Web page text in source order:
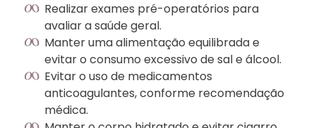
Realizar exames pré-operatórios para
avaliar a saúde geral.
Manter uma alimentação equilibrada e
evitar o consumo excessivo de sal e álcool.
Evitar o uso de medicamentos
anticoagulantes, conforme recomendação
médica.